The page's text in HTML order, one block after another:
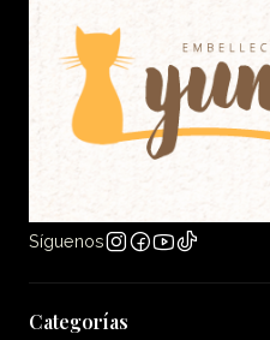
Síguenos
Categorías